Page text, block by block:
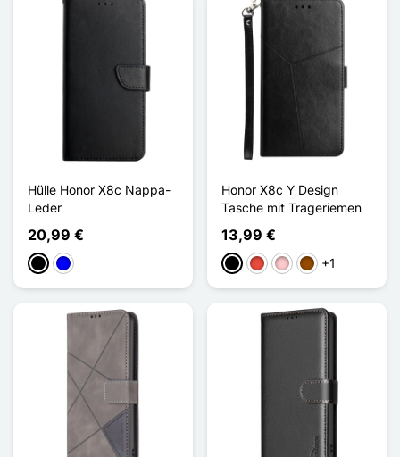
Hülle Honor X8c Nappa-
Leder
20,99 €
Schwarz
Blau
Honor X8c Y Design
Tasche mit Trageriemen
13,99 €
Schwarz
Rot PinkBraun
+1